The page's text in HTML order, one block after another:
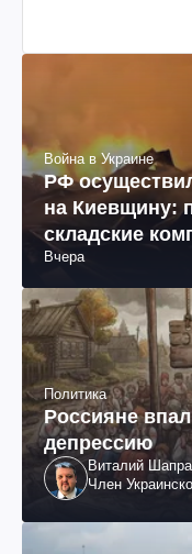
Война в Украине
РФ
на Киевщину:
складские
раненых
Вчера
Политика
Россияне
депрессию
Виталий
Член